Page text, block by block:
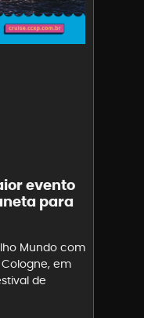
evento
para
Mundo com
em
de